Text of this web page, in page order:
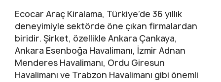
Ecocar Araç Kiralama, Türkiye’de 36 yıllık
deneyimiyle sektörde öne çıkan firmalardan
biridir. Şirket, özellikle Ankara Çankaya,
Ankara Esenboğa Havalimanı, İzmir Adnan
Menderes Havalimanı, Ordu Giresun
Havalimanı ve Trabzon Havalimanı gibi önemli